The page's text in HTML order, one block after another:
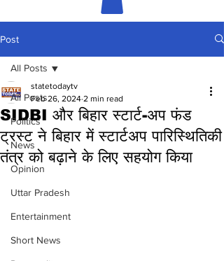
Post
All Posts
Politics
News
Opinion
Uttar Pradesh
Entertainment
Short News
All Posts
SIDBI और बिहार स्टार्ट-अप फंड
ट्रस्ट ने बिहार में स्टार्टअप पारिस्थितिकी
तंत्र को बढ़ाने के लिए सहयोग किया
statetodaytv
Feb 26, 2024 2 min read